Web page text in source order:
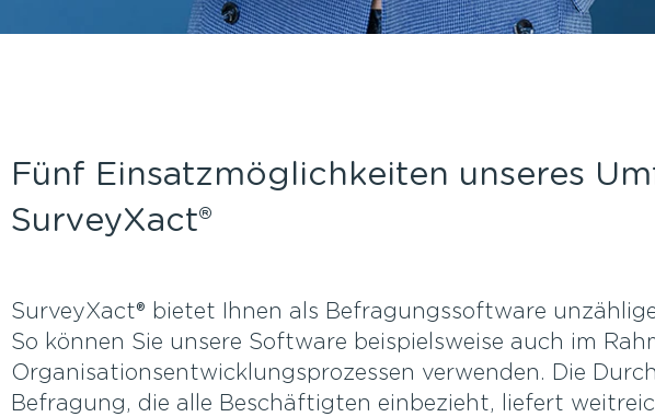
Fünf Einsatzmöglichkeiten unseres
SurveyXact®
SurveyXact® bietet Ihnen als Befragungssoftware
So können Sie unsere Software beispielsweise auch im
Organisationsentwicklungsprozessen verwenden. Die
Befragung, die alle Beschäftigten einbezieht, liefert